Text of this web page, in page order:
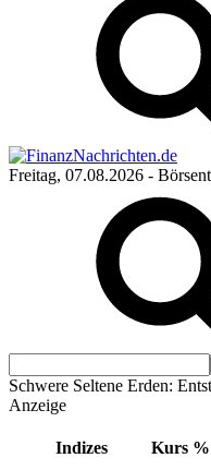
Freitag, 07.08.2026 -
Schwere Seltene Erden:
Anzeige
Indizes Kurs %